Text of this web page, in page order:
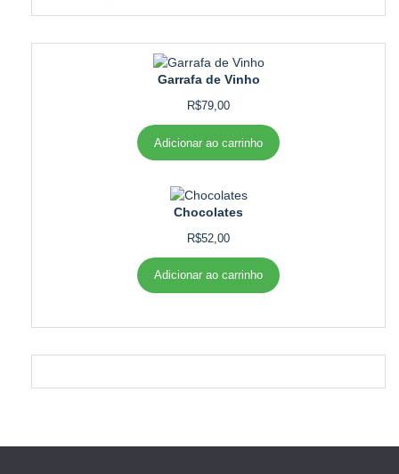
Garrafa de Vinho
R$79,00
Adicionar ao carrinho
Chocolates
R$52,00
Adicionar ao carrinho